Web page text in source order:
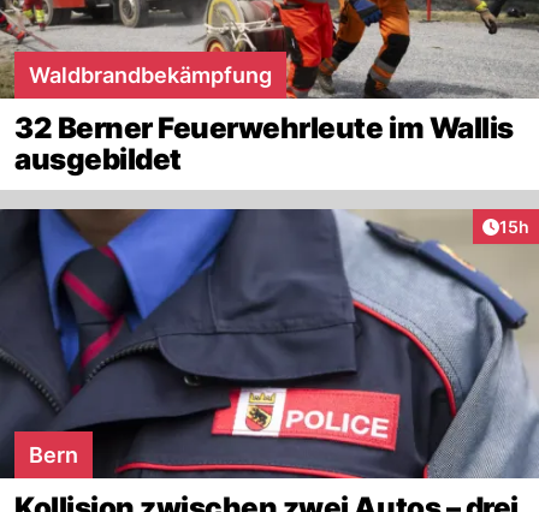
Waldbrandbekämpfung
32 Berner Feuerwehrleute im Wallis
ausgebildet
15h
Bern